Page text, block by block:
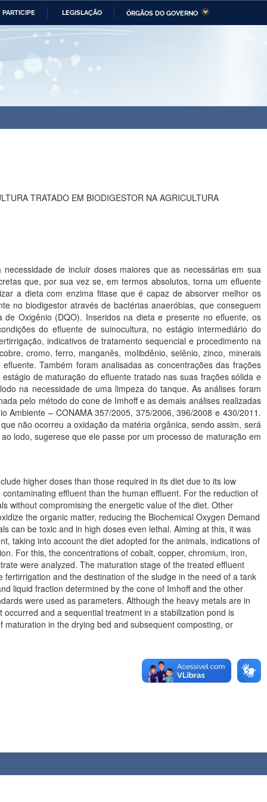
PARTICIPE LEGISLAÇÃO ÓRGÃOS DO GOVERNO
da Economia Ministério da Infraestrutura
TRATADO EM BIODIGESTOR NA AGRICULTURA
de incluir doses maiores que as necessárias em sua
que, por sua vez se, em termos absolutos, torna um efluente
no biodigestor através de bactérias anaeróbias, que conseguem
Oxigênio (DQO). Inseridos na dieta e presente no efluente, os
do efluente de suinocultura, no estágio intermediário do
indicativos de tratamento sequencial e procedimento na
cromo, ferro, manganês, molibdênio, selênio, zinco, minerais
Também foram analisadas as concentrações das frações
de maturação do efluente tratado nas suas frações sólida e
na necessidade de uma limpeza do tanque. As análises foram
pelo método do cone de Imhoff e as demais análises realizadas
não ocorreu a oxidação da matéria orgânica, sendo assim, será
lodo, sugerese que ele passe por um processo de maturação em
higher doses than those required in its diet due to its low
effluent than the human effluent. For the reduction of
without compromising the energetic value of the diet. Other
the organic matter, reducing the Biochemical Oxygen Demand
can be toxic and in high doses even lethal. Aiming at this, it was
taking into account the diet adopted for the animals, indications of
For this, the concentrations of cobalt, copper, chromium, iron,
were analyzed. The maturation stage of the treated effluent
and the destination of the sludge in the need of a tank
liquid fraction determined by the cone of Imhoff and the other
were used as parameters. Although the heavy metals are in
and a sequential treatment in a stabilization pond is
in the drying bed and subsequent composting, or